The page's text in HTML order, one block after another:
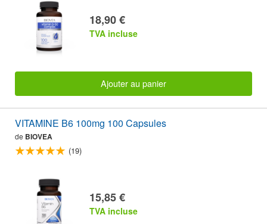
18,90 €
TVA incluse
Ajouter au panier
VITAMINE B6 100mg 100 Capsules
de BIOVEA
(19)
15,85 €
TVA incluse